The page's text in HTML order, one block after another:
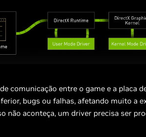
comunicação entre o game e a placa
bugs ou falhas, afetando muito a
não aconteça, um driver precisa ser